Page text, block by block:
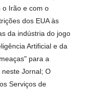
o Irão e com o
dos EUA às
da indústria do jogo
Artificial e da
para a
Jornal; O
Serviços de